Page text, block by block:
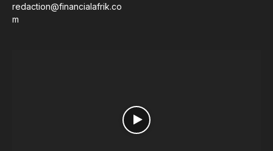
redaction@financialafrik.co
m